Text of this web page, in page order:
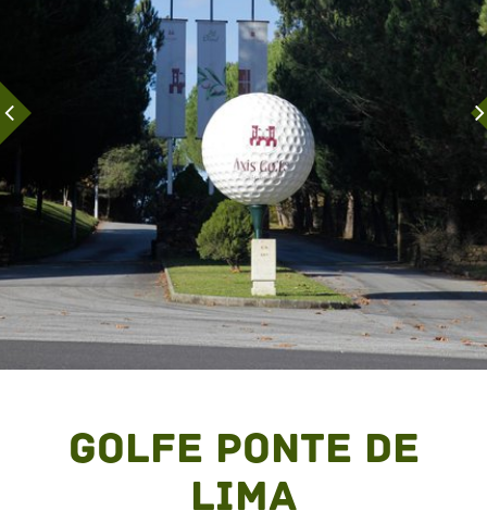
Golfe Ponte de
Lima